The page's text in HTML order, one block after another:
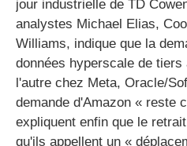
jour industrielle de TD
analystes Michael Elias,
Williams, indique que la
données hyperscale de
l'autre chez Meta, Oracle/
demande d'Amazon « reste
expliquent enfin que le
qu'ils appellent un «